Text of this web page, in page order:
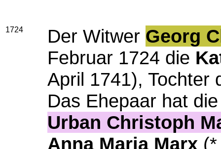
1724 Der Witwer Georg
Februar 1724 die
April 1741), Tochter
Das Ehepaar hat
Urban Christoph
Anna Maria Marx